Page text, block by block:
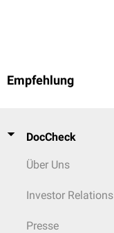
Empfehlung
DocCheck
Über Uns
Investor Relations
Presse